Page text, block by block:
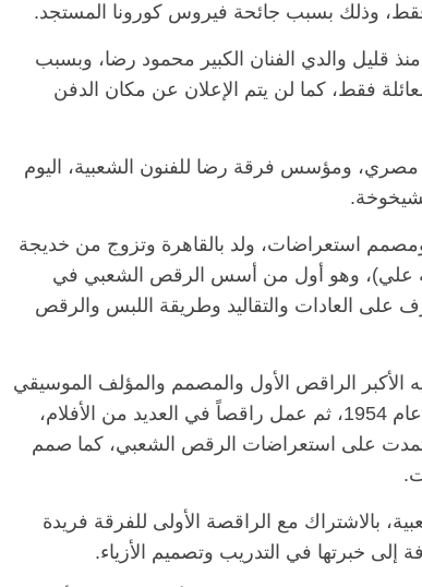
وذلك بسبب جائحة فيروس كورونا المستجد.
قليل والدي الفنان الكبير محمود رضا، وبسبب
فقط، كما لن يتم الإعلان عن مكان الدفن
ومؤسس فرقة رضا للفنون الشعبية، اليوم
11 نوفمبر 1930، وهو راقص ومصمم استعراضات، ولد بالقاهرة وتزوج من خديجة
علي)، وهو أول من أسس الرقص الشعبي في
على العادات والتقاليد وطريقة اللبس والرقص
الأكبر الراقص الأول والمصمم والمؤلف الموسيقي
علي رضا، وتخرج من كلية التجارة بجامعة القاهرة في عام 1954، ثم عمل راقصاً في العديد من الأفلام،
رضا للفنون الشعبية عام 1959 التي اعتمدت على استعراضات الرقص الشعبي، كما صمم
بالاشتراك مع الراقصة الأولى للفرقة فريدة
إلى خبرتها في التدريب وتصميم الأزياء.
الرئيسية مصر ناس وناس
حسين عبدالهادي فارس مقاومة
الخصخصة الذي دافع عن المال العام
(بروفايل)